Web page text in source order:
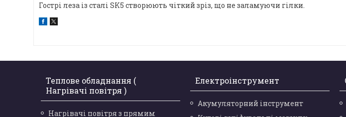
Гострі леза із сталі SK5 створюють чіткий зріз, що не заламуючи гілки.
Теплове обладнання (
Нагрівачі повітря )
Нагрівачі повітря з прямим
Електроінструмент
Акумуляторний інструмент